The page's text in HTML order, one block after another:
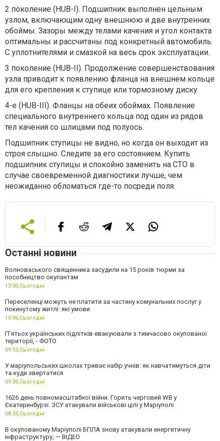
2 поколение (HUB-I). Подшипник выполнен цельным
узлом, включающим одну внешнюю и две внутренних
обоймы. Зазоры между телами качения и угол контакта
оптимальны и рассчитаны под конкретный автомобиль.
С уплотнителями и смазкой на весь срок эксплуатации.
3 поколение (HUB-II). Продолжение совершенствования
узла приводит к появлению фланца на внешнем кольце
для его крепления к ступице или тормозному диску.
4-е (HUB-III). Фланцы на обеих обоймах. Появление
специального внутреннего кольца под один из рядов
тел качения со шлицами под полуось.
Подшипник ступицы не видно, но когда он выходит из
строя слышно. Следите за его состоянием. Купить
подшипник ступицы и спокойно заменить на СТО в
случае своевременной диагностики лучше, чем
неожиданно обломаться где-то посреди поля.
Останні новини
Волноваського священника засудили на 15 років тюрми за
пособництво окупантам
13:00,Сьогодні
Переселенці можуть не платити за частину комунальних послуг у
покинутому житлі: які умови
10:06,Сьогодні
П’ятьох українських підлітків евакуювали з тимчасово окупованої
території, - ФОТО
09:53,Сьогодні
У маріупольських школах триває набір учнів: як навчатимуться діти
та куди звертатися
09:35,Сьогодні
1626 день повномасштабної війни. Горить черговий WB у
Єкатеринбурзі. ЗСУ атакували військові цілі у Маріуполі
08:55,Сьогодні
В окупованому Маріуполі БПЛА знову атакували енергетичну
інфраструктуру, — ВІДЕО